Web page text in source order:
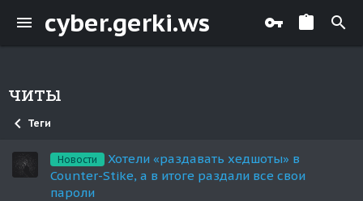
cyber.gerki.ws
читы
Теги
Новости
Хотели «раздавать хедшоты» в
Counter-Stike, а в итоге раздали все свои
пароли